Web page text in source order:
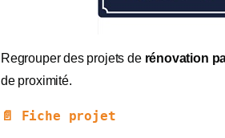
Regrouper des projets de rénovation
de proximité.
📄 Fiche projet